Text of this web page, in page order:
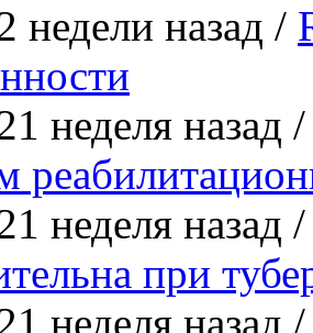
недели назад /
неделя назад
неделя назад
при
неделя назад